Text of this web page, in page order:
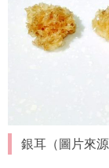
銀耳（圖片來